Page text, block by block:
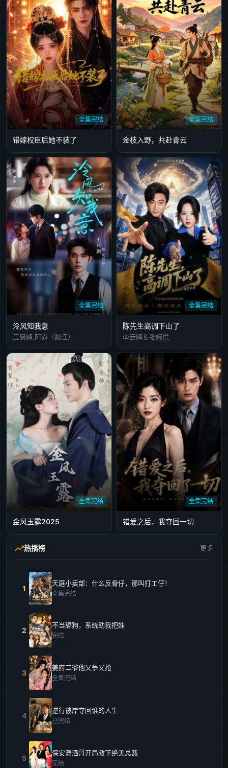
全集完结
错嫁权臣后她不装了
全集完结
金枝入野，共赴青云
全集完结
泠风知我意
王晨鹏,阿尚（魏江）
全集完结
陈先生高调下山了
李云鹏＆张婉悦
全集完结
金风玉露2025
全集完结
错爱之后，我夺回一切
热播榜 更多
1
天庭小卖部：什么反骨仔，那叫打工仔！
全集完结
2
不当舔狗，系统助我把妹
完结
3
姜府二爷他又争又抢
全集完结
4
逆行彼岸夺回谁的人生
已完结
5
保安潇洒哥开局救下绝美总裁
完结